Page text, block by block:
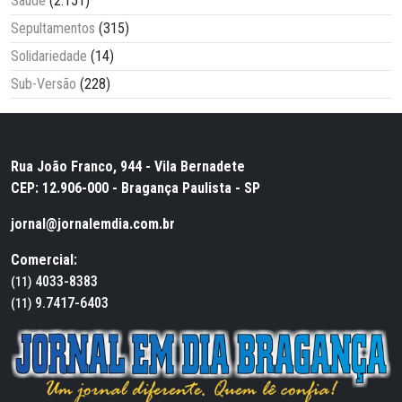
Sepultamentos (315)
Solidariedade (14)
Sub-Versão (228)
Rua João Franco, 944 - Vila Bernadete
CEP: 12.906-000 - Bragança Paulista - SP
jornal@jornalemdia.com.br
Comercial:
(11) 4033-8383
(11) 9.7417-6403